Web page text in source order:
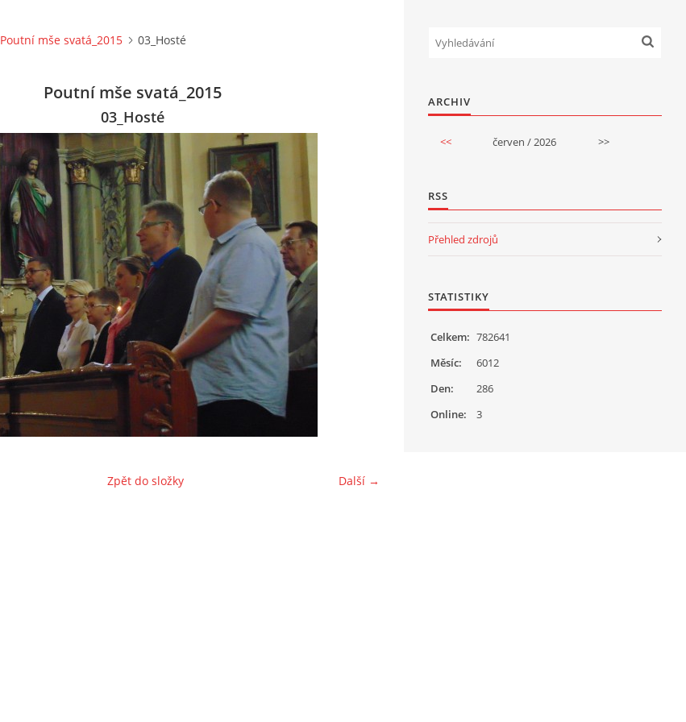
Poutní mše svatá_2015 03_Hosté
Poutní mše svatá_2015
03_Hosté
Další →
Zpět do složky
ARCHIV
<< červen / 2026 >>
RSS
Přehled zdrojů
STATISTIKY
Online: 3
Celkem: 782641
Měsíc:
6012
Den:
286